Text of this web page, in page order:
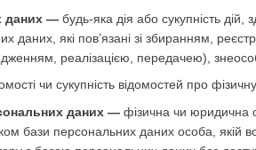
даних — будь-яка дія або сукупність
даних, які пов’язані зі збиранням,
реалізацією, передачею),
чи сукупність відомостей про
даних — фізична чи юридична
бази персональних даних особа,